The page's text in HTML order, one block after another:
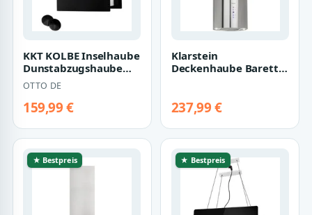
KKT KOLBE Inselhaube
Dunstabzugshaube
Inselhaube BOX400-
Serie 40cm Dun…
OTTO DE
159,99 €
Klarstein
Deckenhaube Barett
cm 558…
237,99 €
★ Bestpreis ★ Bestpreis